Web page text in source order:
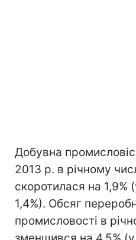
Добувна
2013 р. в річному
скоротилася на 1,9%
1,4%). Обсяг
промисловості в